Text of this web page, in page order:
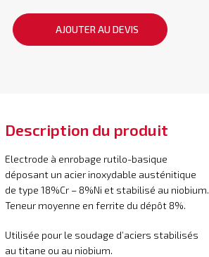
AJOUTER AU DEVIS
Description du produit
Electrode à enrobage rutilo-basique
déposant un acier inoxydable austénitique
de type 18%Cr – 8%Ni et stabilisé au niobium.
Teneur moyenne en ferrite du dépôt 8%.
Utilisée pour le soudage d’aciers stabilisés
au titane ou au niobium.